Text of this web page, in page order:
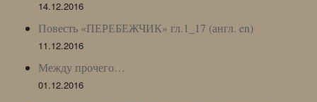
14.12.2016
Повесть «ПЕРЕБЕЖЧИК» гл.1_17 (англ. en)
11.12.2016
Между прочего…
01.12.2016